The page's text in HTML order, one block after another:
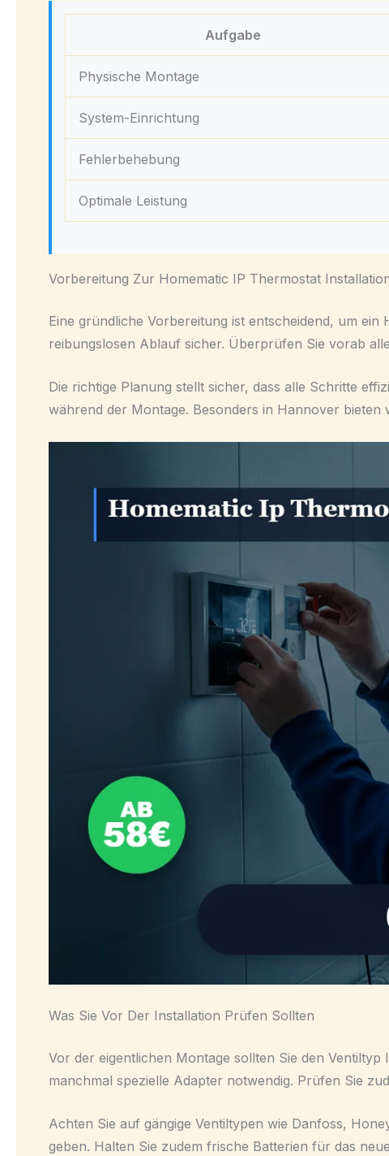
Aufgabe
Physische Montage
System-Einrichtung
Fehlerbehebung
Optimale Leistung
Vorbereitung Zur Homematic IP Thermostat
Eine gründliche Vorbereitung ist entscheidend, um ein
reibungslosen Ablauf sicher. Überprüfen Sie vorab
Die richtige Planung stellt sicher, dass alle Schritte
während der Montage. Besonders in Hannover
Was Sie Vor Der Installation Prüfen Sollten
Vor der eigentlichen Montage sollten Sie den
manchmal spezielle Adapter notwendig. Prüfen Sie
Achten Sie auf gängige Ventiltypen wie Danfoss,
geben. Halten Sie zudem frische Batterien für das